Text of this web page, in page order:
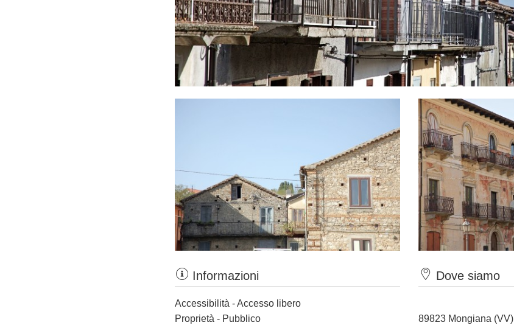
Informazioni
Accessibilità - Accesso libero
Proprietà - Pubblico
Dove siamo
89823 Mongiana (VV)